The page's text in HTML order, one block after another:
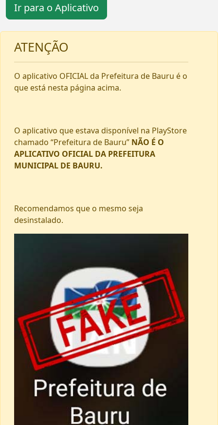
Ir para o Aplicativo
ATENÇÃO
O aplicativo OFICIAL da Prefeitura de Bauru é o
que está nesta página acima.
O aplicativo que estava disponível na PlayStore
chamado “Prefeitura de Bauru” NÃO É O
APLICATIVO OFICIAL DA PREFEITURA
MUNICIPAL DE BAURU.
Recomendamos que o mesmo seja
desinstalado.